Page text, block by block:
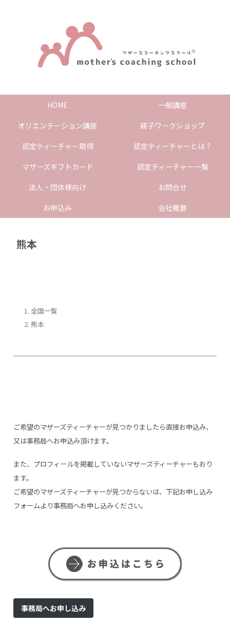
HOME
一般講座
オリエンテーション講座
親子ワークショップ
認定ティーチャー取得
認定ティーチャーとは？
マザーズギフトカード
認定ティーチャー一覧
法人・団体様向け
お問合せ
お申込み
会社概要
熊本
全国一覧
熊本
ご希望のマザーズティーチャーが見つかりましたら直接お申込み、
又は事務局へお申込み頂けます。
また、プロフィールを掲載していないマザーズティーチャーもおり
ます。
ご希望のマザーズティーチャーが見つからないは、下記お申し込み
フォームより事務局へお申し込みください。
事務局へお申し込み